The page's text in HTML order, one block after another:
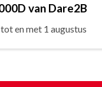
van Dare2B
en met 1 augustus